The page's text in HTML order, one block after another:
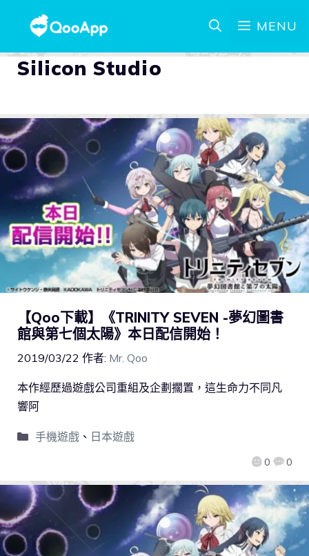
MENU
Silicon Studio
【Qoo下載】《TRINITY SEVEN -夢幻圖書
館與第七個太陽》本日配信開始！
2019/03/22 作者: Mr. Qoo
0 0
本作經歷過遊戲公司重組及企劃擱置，這生命力不同凡
響阿
手機遊戲、 日本遊戲